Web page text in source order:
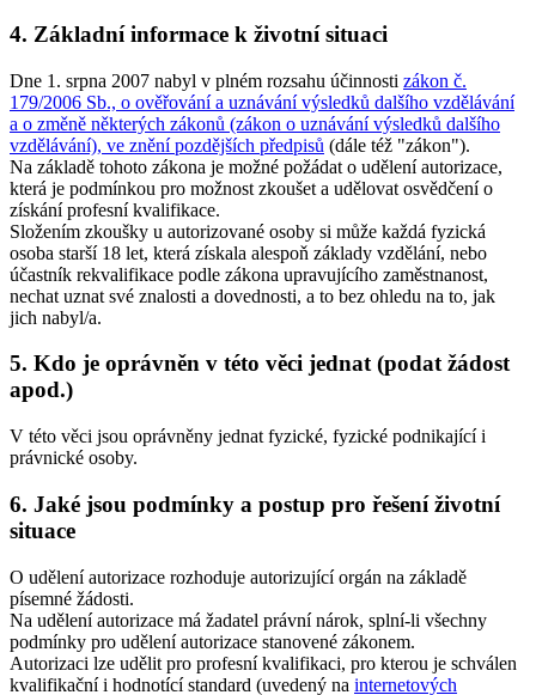
4. Základní informace k životní situaci
Dne 1. srpna 2007 nabyl v plném rozsahu účinnosti zákon č.
179/2006 Sb., o ověřování a uznávání výsledků dalšího vzdělávání
a o změně některých zákonů (zákon o uznávání výsledků dalšího
vzdělávání), ve znění pozdějších předpisů (dále též "zákon").
Na základě tohoto zákona je možné požádat o udělení autorizace,
která je podmínkou pro možnost zkoušet a udělovat osvědčení o
získání profesní kvalifikace.
Složením zkoušky u autorizované osoby si může každá fyzická
osoba starší 18 let, která získala alespoň základy vzdělání, nebo
účastník rekvalifikace podle zákona upravujícího zaměstnanost,
nechat uznat své znalosti a dovednosti, a to bez ohledu na to, jak
jich nabyl/a.
5. Kdo je oprávněn v této věci jednat (podat žádost
apod.)
V této věci jsou oprávněny jednat fyzické, fyzické podnikající i
právnické osoby.
6. Jaké jsou podmínky a postup pro řešení životní
situace
O udělení autorizace rozhoduje autorizující orgán na základě
písemné žádosti.
Na udělení autorizace má žadatel právní nárok, splní-li všechny
podmínky pro udělení autorizace stanovené zákonem.
Autorizaci lze udělit pro profesní kvalifikaci, pro kterou je schválen
kvalifikační i hodnotící standard (uvedený na internetových